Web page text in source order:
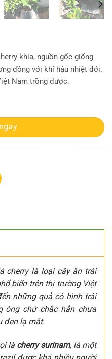
khía, nguồn gốc giống
đồng với khí hậu nhiệt đới.
Nam trồng được.
Khía 8 múi ngoại nhập
cherry là loại cây ăn trái
biến trên thị trường Việt
những quả có hình trái
óng chứ chắc hẳn chưa
đen lạ mắt.
là cherry surinam, là một